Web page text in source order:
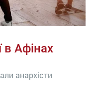
в Афінах
анархісти